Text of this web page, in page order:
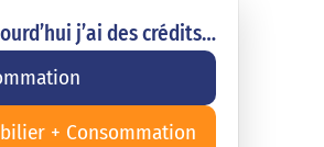
j’ai des crédits…
+ Consommation